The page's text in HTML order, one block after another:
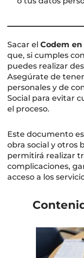
Sacar el Codem en
que, si cumples
puedes realizar
Asegúrate de
personales y de
Social para evitar
el proceso.
Este documento
obra social y otros
permitirá realizar
complicaciones,
acceso a los